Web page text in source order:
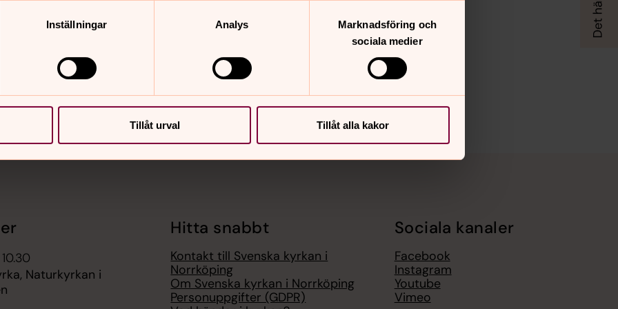
Inställningar Analys
Marknadsföring och
sociala medier
Tillåt urval Tillåt alla kakor
Naturkyrkan i
Hitta snabbt
Kontakt till Svenska kyrkan i
Norrköping
Om Svenska kyrkan i Norrköping
Personuppgifter (GDPR)
Sociala kanaler
Facebook
Instagram
Youtube
Vimeo